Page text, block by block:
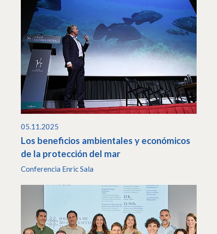
05.11.2025
Los beneficios ambientales y económicos
de la protección del mar
Conferencia Enric Sala